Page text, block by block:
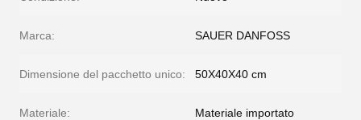
Marca: SAUER DANFOSS
Dimensione del pacchetto unico: 50X40X40 cm
Materiale: Materiale importato